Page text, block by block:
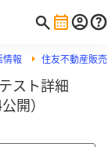
報 住友不動産販
スト詳細
開）